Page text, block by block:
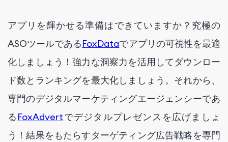
アプリを輝かせる準備はできていますか？究極の
ASOツールであるFoxDataでアプリの可視性を最適
化しましょう！強力な洞察力を活用してダウンロー
ド数とランキングを最大化しましょう。それから、
専門のデジタルマーケティングエージェンシーであ
る FoxAdvertでデジタルプレゼンスを広げましょ
う！結果をもたらすターゲティング広告戦略を専門